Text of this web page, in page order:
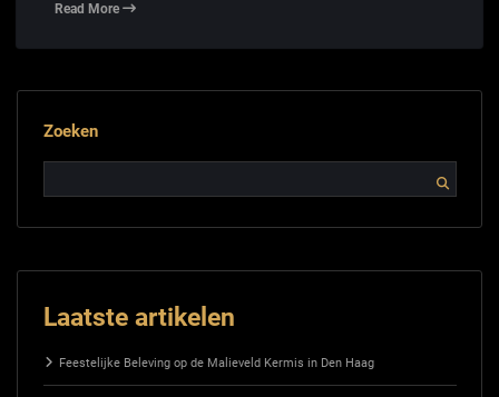
Read More
Zoeken
Laatste artikelen
Feestelijke Beleving op de Malieveld Kermis in Den Haag